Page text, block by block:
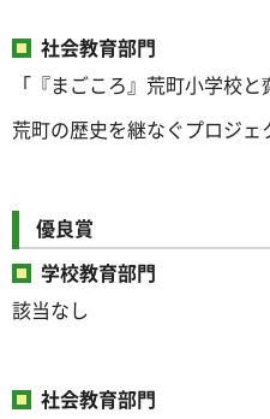
社会教育部門
「『まごころ』荒町小学校と
荒町の歴史を継なぐプロジェ
優良賞
学校教育部門
該当なし
社会教育部門